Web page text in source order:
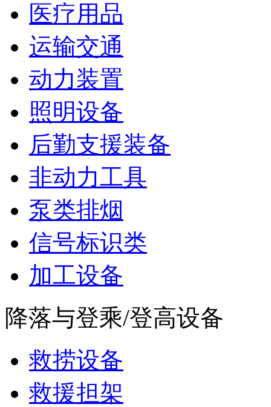
医疗用品
运输交通
动力装置
照明设备
后勤支援装备
非动力工具
泵类排烟
信号标识类
加工设备
降落与登乘/登高设备
救捞设备
救援担架